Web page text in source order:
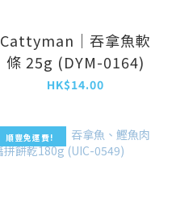
Cattyman｜吞拿魚軟
條 25g (DYM-0164)
HK$14.00
順豐免運費!